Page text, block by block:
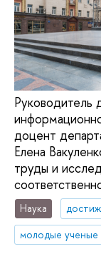
Руководитель
доцент
Елена
труды и
Наука
молодые ученые